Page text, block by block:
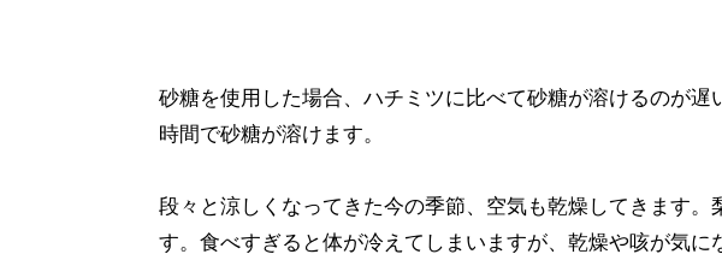
砂糖を使用した場合、ハチミツに比べて砂糖が溶けるのが
時間で砂糖が溶けます。
段々と涼しくなってきた今の季節、空気も乾燥してきます
す。食べすぎると体が冷えてしまいますが、乾燥や咳が気